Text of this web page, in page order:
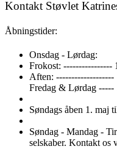
Kontakt Støvlet
Åbningstider:
Onsdag - Lørdag:
Frokost: ----------------
Aften: -------------------
Fredag & Lørdag -----
Søndags åben 1. maj
Søndag - Mandag -
selskaber. Kontakt os